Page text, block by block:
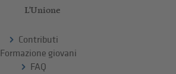
L'Unione
Contributi
Formazione giovani
FAQ